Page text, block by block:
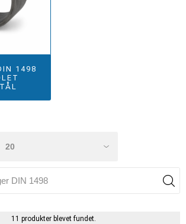
1498
11 produkter blevet fundet.